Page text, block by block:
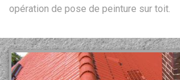
opération de pose de peinture sur toit.